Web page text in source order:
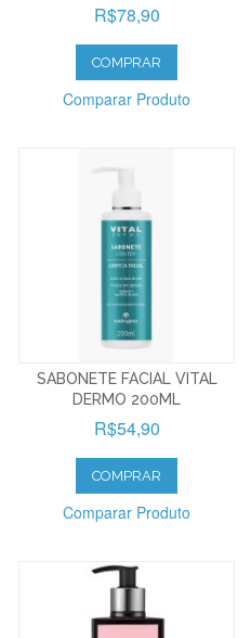
R$78,90
COMPRAR
Comparar Produto
SABONETE FACIAL VITAL
DERMO 200ML
R$54,90
COMPRAR
Comparar Produto